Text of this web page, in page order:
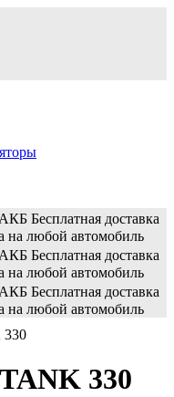
АКБ Бесплатная доставка
на любой автомобиль
АКБ Бесплатная доставка
на любой автомобиль
АКБ Бесплатная доставка
на любой автомобиль
330